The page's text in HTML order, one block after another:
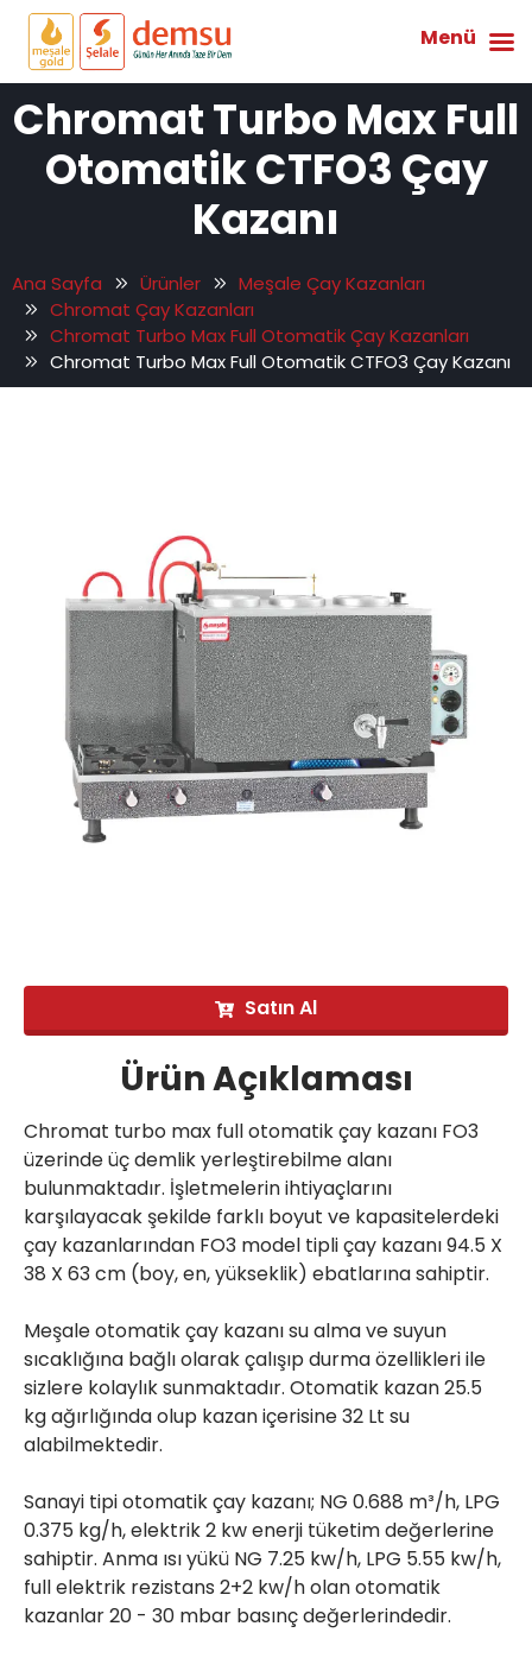
Chromat Turbo Max Full
Otomatik CTFO3 Çay
Kazanı
Ana Sayfa Ürünler
Meşale Çay Kazanları
Chromat Çay Kazanları
Chromat Turbo Max Full Otomatik Çay Kazanları
Chromat Turbo Max Full Otomatik CTFO3 Çay Kazanı
Ürün Açıklaması
Satın Al
Chromat turbo max full otomatik çay kazanı FO3
üzerinde üç demlik yerleştirebilme alanı
bulunmaktadır. İşletmelerin ihtiyaçlarını
karşılayacak şekilde farklı boyut ve kapasitelerdeki
çay kazanlarından FO3 model tipli çay kazanı 94.5 X
38 X 63 cm (boy, en, yükseklik) ebatlarına sahiptir.
Meşale otomatik çay kazanı su alma ve suyun
sıcaklığına bağlı olarak çalışıp durma özellikleri ile
sizlere kolaylık sunmaktadır. Otomatik kazan 25.5
kg ağırlığında olup kazan içerisine 32 Lt su
alabilmektedir.
Sanayi tipi otomatik çay kazanı; NG 0.688 m³/h, LPG
0.375 kg/h, elektrik 2 kw enerji tüketim değerlerine
sahiptir. Anma ısı yükü NG 7.25 kw/h, LPG 5.55 kw/h,
full elektrik rezistans 2+2 kw/h olan otomatik
kazanlar 20 - 30 mbar basınç değerlerindedir.
Menü